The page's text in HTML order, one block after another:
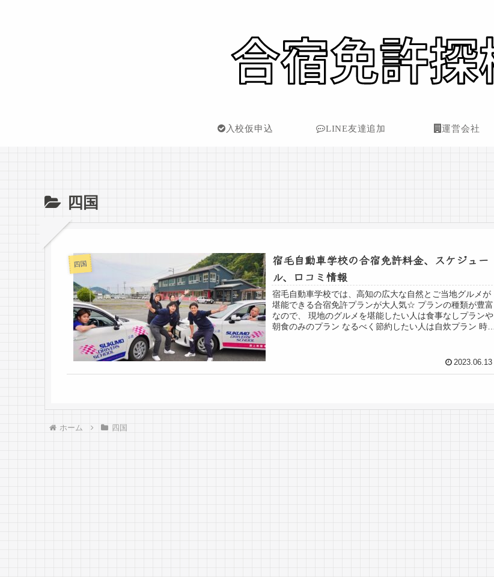
入校仮申込 LINE友達追加 運営会社
四国
四国
宿毛自動車学校の合宿免許料金、スケジュー
ル、口コミ情報
宿毛自動車学校では、高知の広大な自然とご当地グルメが
堪能できる合宿免許プランが大人気☆ プランの種類が豊富
なので、 現地のグルメを堪能したい人は食事なしプランや
朝食のみのプラン なるべく節約したい人は自炊プラン 時間
2023.06.13
ホーム 四国